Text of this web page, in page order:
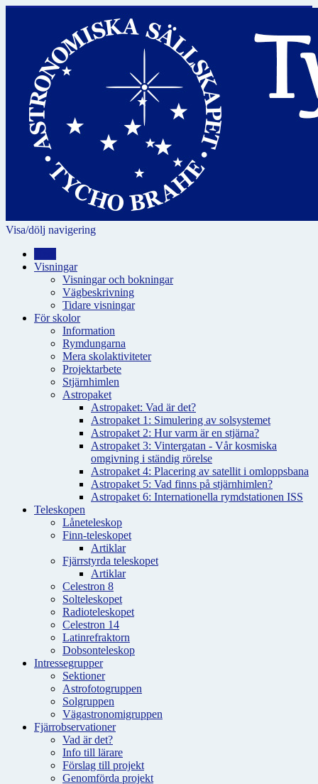
Visa/dölj navigering
Visningar
Visningar och bokningar
Vägbeskrivning
Tidare visningar
För skolor
Information
Rymdungarna
Mera skolaktiviteter
Projektarbete
Stjärnhimlen
Astropaket
Astropaket: Vad är det?
Astropaket 1: Simulering av solsystemet
Astropaket 2: Hur varm är en stjärna?
Astropaket 3: Vintergatan - Vår kosmiska
omgivning i ständig rörelse
Astropaket 4: Placering av satellit i omloppsbana
Astropaket 5: Vad finns på stjärnhimlen?
Astropaket 6: Internationella rymdstationen ISS
Teleskopen
Låneteleskop
Finn-teleskopet
Artiklar
Fjärrstyrda teleskopet
Artiklar
Celestron 8
Solteleskopet
Radioteleskopet
Celestron 14
Latinrefraktorn
Dobsonteleskop
Intressegrupper
Sektioner
Astrofotogruppen
Solgruppen
Vägastronomigruppen
Fjärrobservationer
Vad är det?
Info till lärare
Förslag till projekt
Genomförda projekt